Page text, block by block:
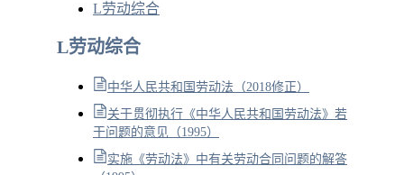
L劳动综合
L劳动综合
中华人民共和国劳动法（2018修正）
关于贯彻执行《中华人民共和国劳动法》若
干问题的意见（1995）
实施《劳动法》中有关劳动合同问题的解答